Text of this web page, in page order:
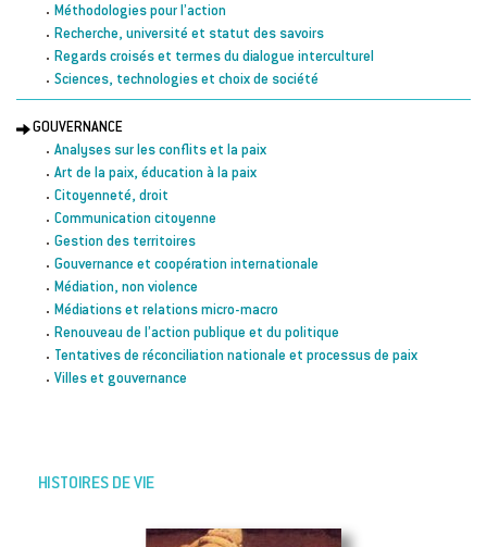
Méthodologies pour l’action
Recherche, université et statut des savoirs
Regards croisés et termes du dialogue interculturel
Sciences, technologies et choix de société
GOUVERNANCE
Analyses sur les conflits et la paix
Art de la paix, éducation à la paix
Citoyenneté, droit
Communication citoyenne
Gestion des territoires
Gouvernance et coopération internationale
Médiation, non violence
Médiations et relations micro-macro
Renouveau de l’action publique et du politique
Tentatives de réconciliation nationale et processus de paix
Villes et gouvernance
HISTOIRES DE VIE